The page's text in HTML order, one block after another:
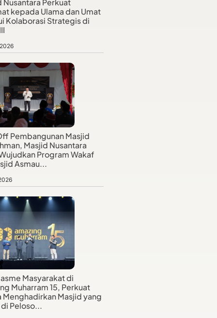
Nusantara Perkuat
kepada Ulama dan Umat
Kolaborasi Strategis di
Pembangunan Masjid
Masjid Nusantara
Program Wakaf
Asmau...
Masyarakat di
Muharram 15, Perkuat
Menghadirkan Masjid yang
Peloso...